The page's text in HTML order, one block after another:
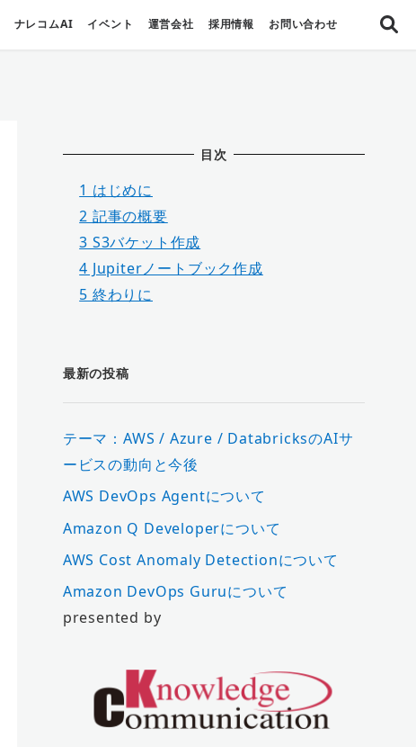
ナレコムAI イベント 運営会社 採用情報 お問い合わせ
目次
1 はじめに
2 記事の概要
3 S3バケット作成
4 Jupiterノートブック作成
5 終わりに
最新の投稿
テーマ：AWS / Azure / DatabricksのAIサ
ービスの動向と今後
AWS DevOps Agentについて
Amazon Q Developerについて
AWS Cost Anomaly Detectionについて
Amazon DevOps Guruについて
presented by